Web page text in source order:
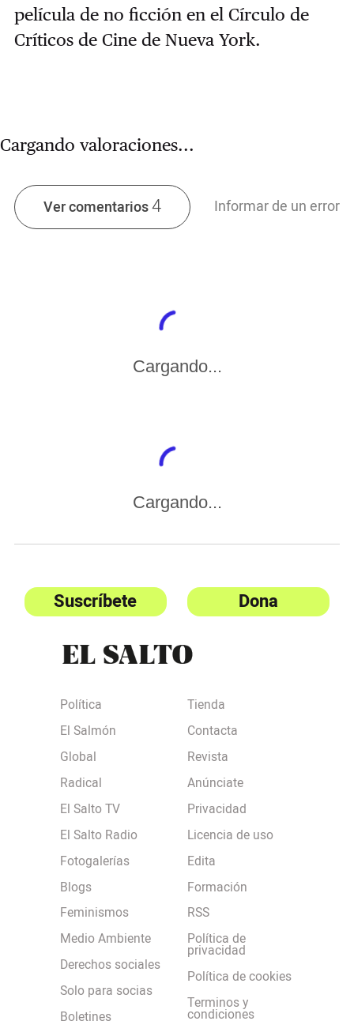
película de no ficción en el Círculo de
Críticos de Cine de Nueva York.
Cargando valoraciones...
Ver comentarios4 Informar de un error
Cargando...
Cargando...
Suscríbete Dona
Política
El Salmón
Global
Radical
El Salto TV
El Salto Radio
Fotogalerías
Blogs
Feminismos
Medio Ambiente
Derechos sociales
Solo para socias
Tienda
Contacta
Revista
Anúnciate
Privacidad
Licencia de uso
Edita
Formación
RSS
Política de
privacidad
Política de cookies
Terminos y
condiciones